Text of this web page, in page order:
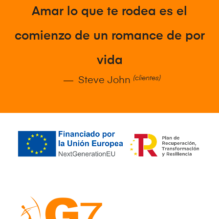
Amar lo que te rodea es el
comienzo de un romance de por
vida
Steve John (clientes)